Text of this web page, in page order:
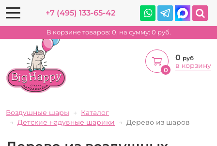
+7 (495) 133-65-42
В корзине товаров: 0, на сумму: 0 руб.
0
0 руб
в корзину
Воздушные шары
Каталог
Детские надувные шарики
Дерево из шаров